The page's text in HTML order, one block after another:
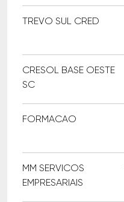
TREVO SUL CRED
CRESOL BASE OESTE
SC
FORMACAO
MM SERVICOS
EMPRESARIAIS